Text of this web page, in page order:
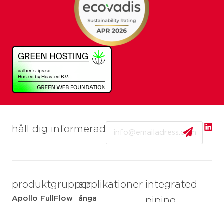
håll dig informerad
produktgrupper
Apollo FullFlow
applikationer
ånga
integrated